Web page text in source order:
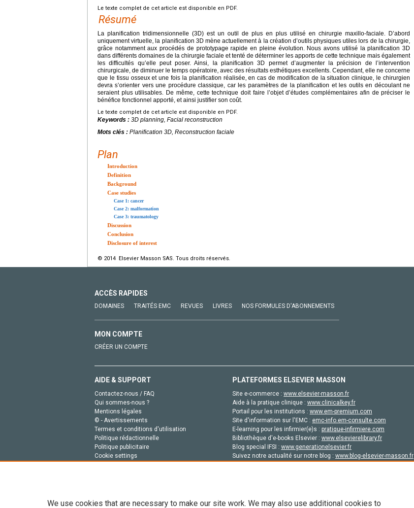
Le texte complet de cet article est disponible en PDF.
Résumé
La planification tridimensionnelle (3D) est un outil de plus en plus utilisé en chirurgie maxillo-faciale. D’abord
uniquement virtuelle, la planification 3D mène actuellement à la création d’outils physiques utiles lors de la chirurgie,
grâce notamment aux procédés de prototypage rapide en pleine évolution. Nous avons utilisé la planification 3D
dans différents domaines de la chirurgie faciale et tenté de déterminer les apports de cette technique mais également
les difficultés qu’elle peut poser. Ainsi, la planification 3D permet d’augmenter la précision de l’intervention
chirurgicale, de diminuer le temps opératoire, avec des résultats esthétiques excellents. Cependant, elle ne concerne
que le tissu osseux et une fois la planification réalisée, en cas de modification de la situation clinique, le chirurgien
devra s’orienter vers une procédure classique, car les paramètres de la planification et les outils en découlant ne
seraient plus utilisables. De même, cette technique doit faire l’objet d’études complémentaires afin de préciser le
bénéfice fonctionnel apporté, et ainsi justifier son coût.
Le texte complet de cet article est disponible en PDF.
Keywords : 3D planning, Facial reconstruction
Mots clés : Planification 3D, Reconstruction faciale
Plan
Introduction
Definition
Background
Case studies
Case 1: cancer
Case 2: malformation
Case 3: traumatology
Discussion
Conclusion
Disclosure of interest
© 2014 Elsevier Masson SAS. Tous droits réservés.
ACCÈS RAPIDES
DOMAINES TRAITÉS EMC REVUES LIVRES NOS FORMULES D'ABONNEMENTS
MON COMPTE
CRÉER UN COMPTE
AIDE & SUPPORT
Contactez-nous / FAQ
Qui sommes-nous ?
Mentions légales
© - Avertissements
Termes et conditions d'utilisation
Politique rédactionnelle
Politique publicitaire
Cookie settings
PLATEFORMES ELSEVIER MASSON
Site e-commerce : www.elsevier-masson.fr
Aide à la pratique clinique : www.clinicalkey.fr
Portail pour les institutions : www.em-premium.com
Site d'information sur l'EMC : emc-info.em-consulte.com
E-learning pour les infirmier(e)s : pratique-infirmiere.com
Bibliothèque d'e-books Elsevier : www.elsevierelibrary.fr
Blog special IFSI : www.generationelsevier.fr
Suivez notre actualité sur notre blog : www.blog-elsevier-masson.fr
We use cookies that are necessary to make our site work. We may also use additional cookies to